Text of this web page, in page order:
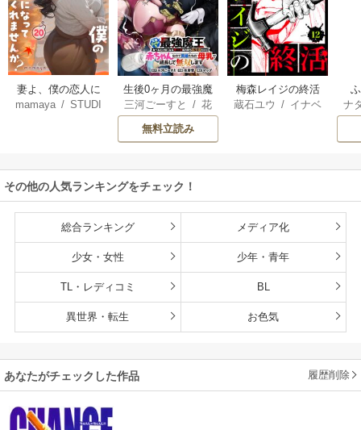
妻よ、僕の恋人に
なってくれません
mamaya/STUDI
生後0ヶ月の最強魔
王 食べるだけ強
くなるチート能力
持ち転生者だけど
雄たちの母乳で成
長して無双します
三河ごーすと /花
房雪/ マップ
無料立読み
梅森レイジの終活
蔵石ユウ / イナベ
ナ
その他の人気ランキングをチェック！
総合ランキング メディア化
少女・女性 少年・青年
TL・レディコミ BL
異世界・転生 お色気
あなたがチェックした作品 履歴削除